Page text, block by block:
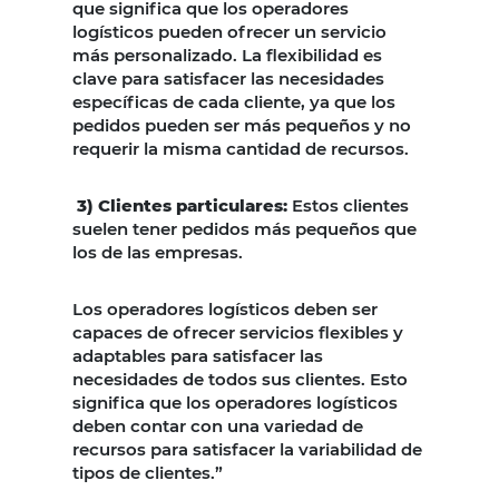
que significa que los operadores
logísticos pueden ofrecer un servicio
más personalizado. La flexibilidad es
clave para satisfacer las necesidades
específicas de cada cliente, ya que los
pedidos pueden ser más pequeños y no
requerir la misma cantidad de recursos.
3) Clientes particulares: Estos clientes
suelen tener pedidos más pequeños que
los de las empresas.
Los operadores logísticos deben ser
capaces de ofrecer servicios flexibles y
adaptables para satisfacer las
necesidades de todos sus clientes. Esto
significa que los operadores logísticos
deben contar con una variedad de
recursos para satisfacer la variabilidad de
tipos de clientes.”